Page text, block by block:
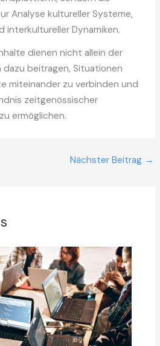
Analyse kultureller Systeme,
interkultureller Dynamiken.
dienen nicht allein der
dazu beitragen, Situationen
miteinander zu verbinden und
zeitgenössischer
ermöglichen.
Nächster Beitrag →